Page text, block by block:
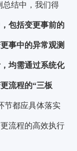
总结中，我们得
包括变更事前的
事中的异常观测
均需通过系统化
流程的“三板
节都应具体落实
流程的高效执行